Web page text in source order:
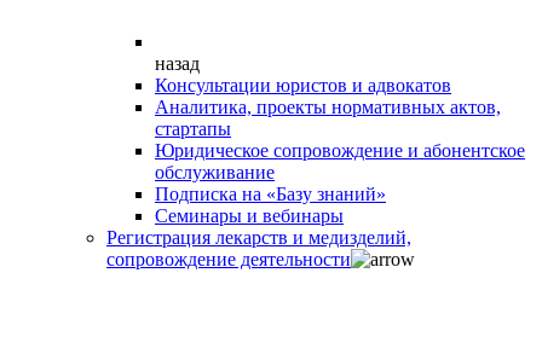
назад
Консультации юристов и адвокатов
Аналитика, проекты нормативных актов,
стартапы
Юридическое сопровождение и абонентское
обслуживание
Подписка на «Базу знаний»
Семинары и вебинары
Регистрация лекарств и медизделий,
сопровождение деятельности